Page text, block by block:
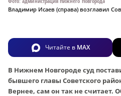
Владимир Исаев (справа) возглавил
Читайте в MAX
В Нижнем Новгороде суд
бывшего главы Советского
Вернее, сам он так не считает.